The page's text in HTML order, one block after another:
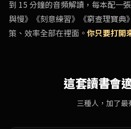
到 15 分鐘的音頻解讀，每本配一
與慢》《刻意練習》《窮查理寶典
策、效率全部在裡面。 你只要打開
這套讀書會
三種人，加了最